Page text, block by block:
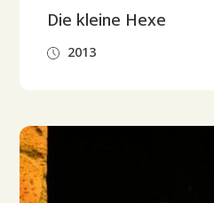
Die kleine Hexe
2013